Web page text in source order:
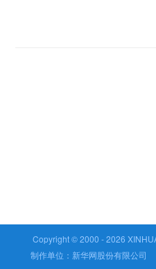
Copyright © 2000 -2026
制作单位：新华网股份有限公